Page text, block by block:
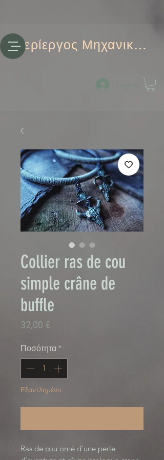
Περίεργος Μηχανικός
Log-in
Collier ras de cou
simple crâne de
buffle
32,00 €
Ποσότητα *
Εξαντλημένο
Ras de cou orné d'une perle